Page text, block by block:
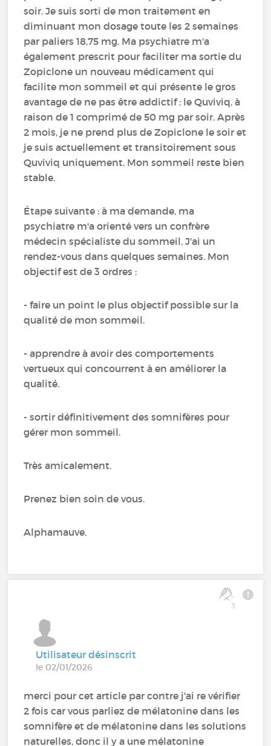
soir. Je suis sorti de mon traitement en
diminuant mon dosage toute les 2 semaines
par paliers 18,75 mg. Ma psychiatre m'a
également prescrit pour faciliter ma sortie du
Zopiclone un nouveau médicament qui
facilite mon sommeil et qui présente le gros
avantage de ne pas être addictif : le Quviviq, à
raison de 1 comprimé de 50 mg par soir. Après
2 mois, je ne prend plus de Zopiclone le soir et
je suis actuellement et transitoirement sous
Quviviq uniquement. Mon sommeil reste bien
stable.
Étape suivante : à ma demande, ma
psychiatre m'a orienté vers un confrère
médecin spécialiste du sommeil. J'ai un
rendez-vous dans quelques semaines. Mon
objectif est de 3 ordres :
- faire un point le plus objectif possible sur la
qualité de mon sommeil.
- apprendre à avoir des comportements
vertueux qui concourrent à en améliorer la
qualité.
- sortir définitivement des somnifères pour
gérer mon sommeil.
Très amicalement.
Prenez bien soin de vous.
Alphamauve.
3
Utilisateur désinscrit
le 02/01/2026
merci pour cet article par contre j'ai re vérifier
2 fois car vous parliez de mélatonine dans les
somnifère et de mélatonine dans les solutions
naturelles, donc il y a une mélatonine